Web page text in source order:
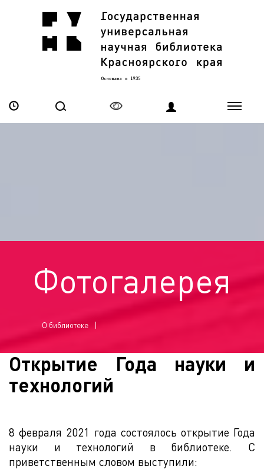
Фотогалерея
О библиотеке
Открытие Года науки и
технологий
8 февраля 2021 года состоялось открытие Года
науки и технологий в библиотеке. С
приветственным словом выступили: